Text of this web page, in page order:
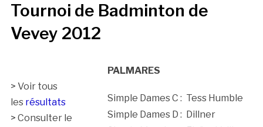
Tournoi de Badminton de
Vevey 2012
> Voir tous
les résultats
> Consulter le
PALMARES
Simple Dames C :
Simple Dames D :
Tess Humble
Dillner